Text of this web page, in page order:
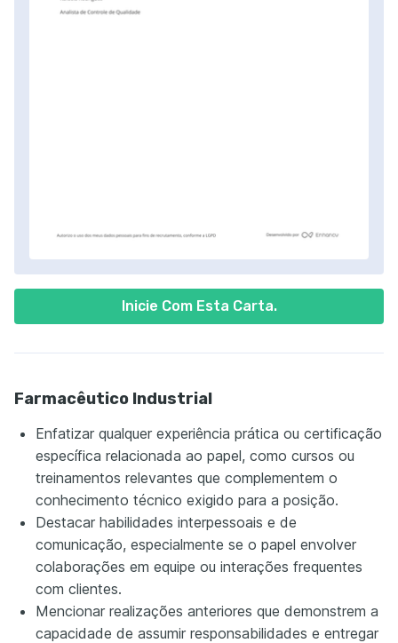
Inicie Com Esta Carta.
Farmacêutico Industrial
Enfatizar qualquer experiência prática ou certificação
específica relacionada ao papel, como cursos ou
treinamentos relevantes que complementem o
conhecimento técnico exigido para a posição.
Destacar habilidades interpessoais e de
comunicação, especialmente se o papel envolver
colaborações em equipe ou interações frequentes
com clientes.
Mencionar realizações anteriores que demonstrem a
capacidade de assumir responsabilidades e entregar